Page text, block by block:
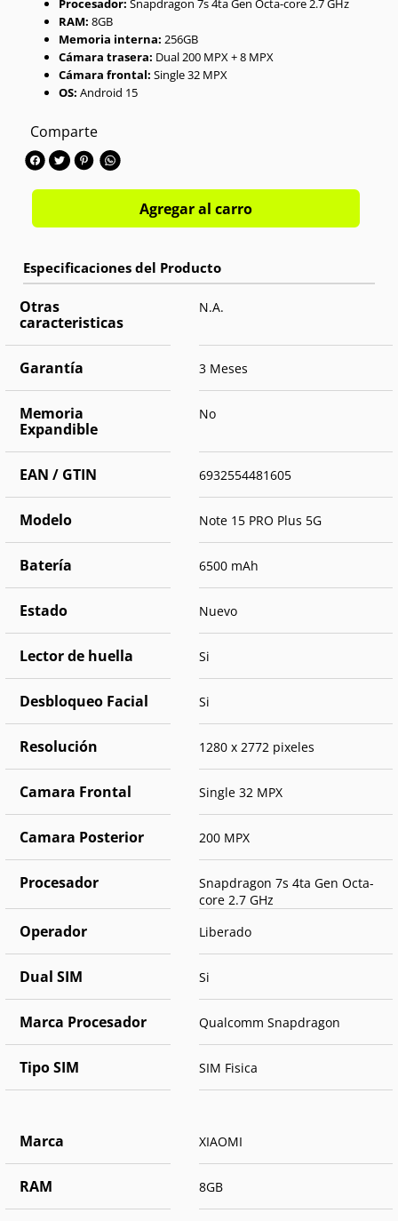
Procesador: Snapdragon 7s 4ta Gen Octa-core 2.7 GHz
RAM: 8GB
Memoria interna: 256GB
Cámara trasera: Dual 200 MPX + 8 MPX
Cámara frontal: Single 32 MPX
OS: Android 15
Comparte
Agregar al carro
Otras
caracteristicas
N.A.
Garantía 3 Meses
Memoria
Expandible
No
EAN / GTIN 6932554481605
Modelo Note 15 PRO Plus 5G
Batería 6500 mAh
Estado Nuevo
Lector de huella Si
Desbloqueo Facial Si
Resolución 1280 x 2772 pixeles
Camara Frontal Single 32 MPX
Camara Posterior 200 MPX
Procesador
Snapdragon 7s 4ta Gen Octa-
core 2.7 GHz
Operador Liberado
Dual SIM Si
Marca Procesador Qualcomm Snapdragon
Tipo SIM SIM Fisica
Marca XIAOMI
RAM 8GB